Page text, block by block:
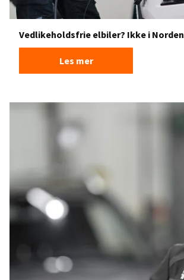
Vedlikeholdsfrie elbiler? Ikke i Norden
Les mer